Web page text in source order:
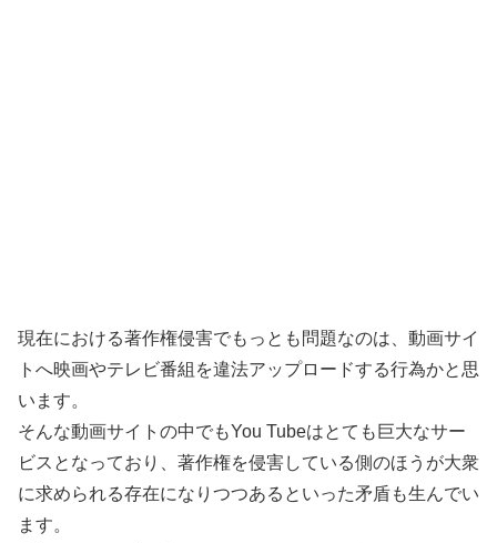
現在における著作権侵害でもっとも問題なのは、動画サイ
トへ映画やテレビ番組を違法アップロードする行為かと思
います。
そんな動画サイトの中でもYou Tubeはとても巨大なサー
ビスとなっており、著作権を侵害している側のほうが大衆
に求められる存在になりつつあるといった矛盾も生んでい
ます。